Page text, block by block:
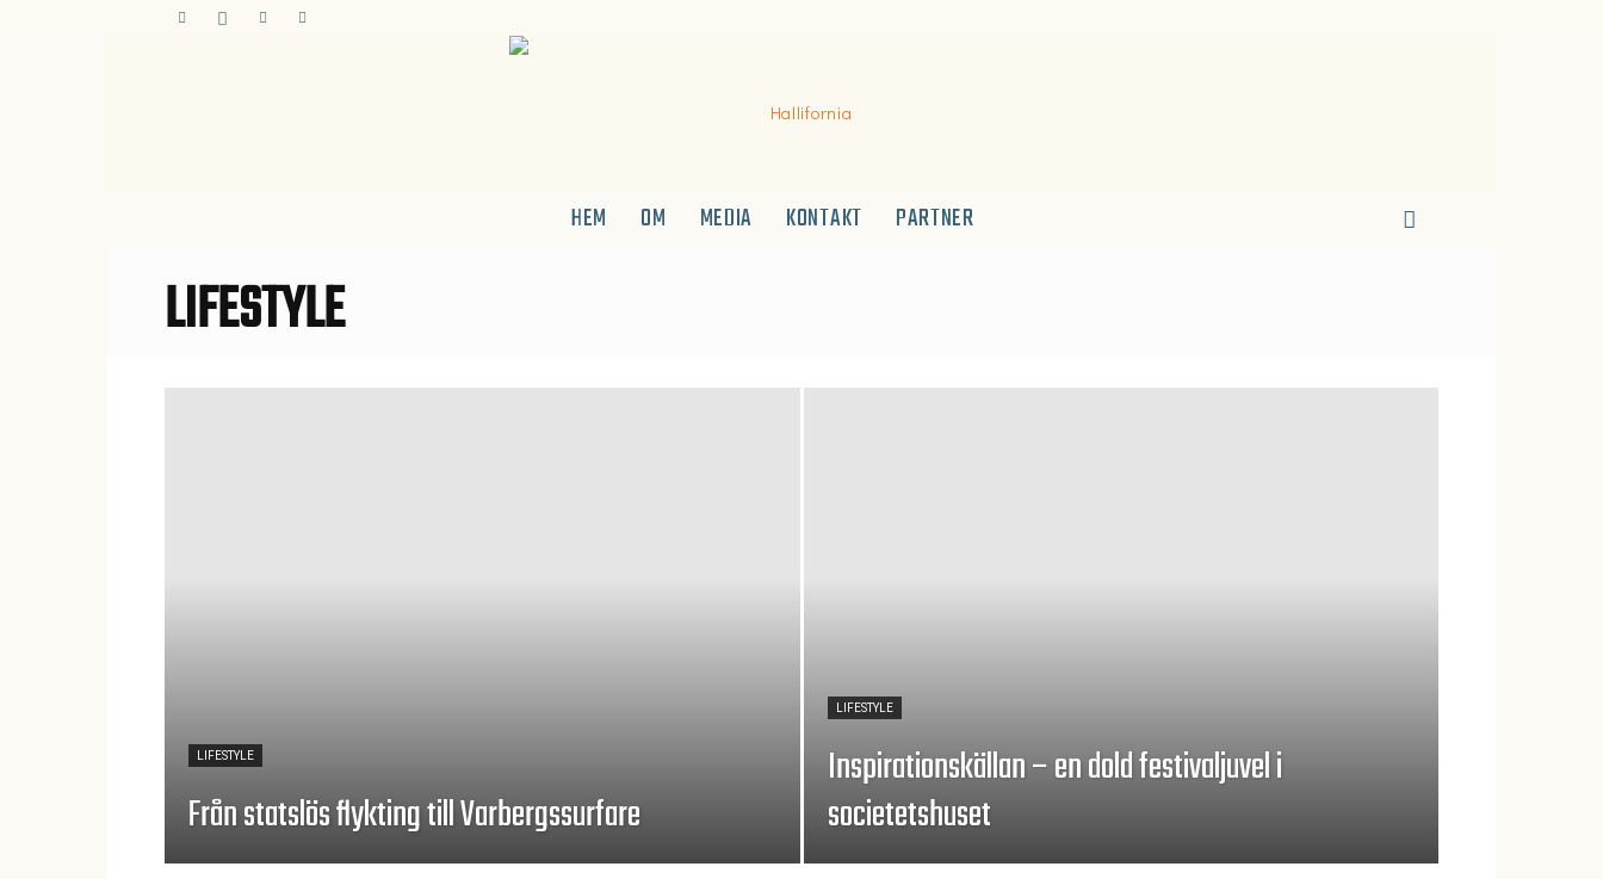
HEM OM MEDIA KONTAKT PARTNER
LIFESTYLE
LIFESTYLE
Från statslös flykting till Varbergssurfare
LIFESTYLE
Inspirationskällan – en dold festivaljuvel i
societetshuset